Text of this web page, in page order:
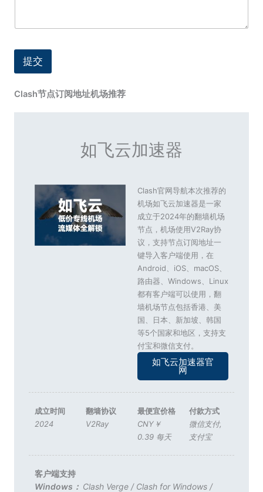
提交
Clash节点订阅地址机场推荐
如飞云加速器
Clash官网导航本次推荐的
机场如飞云加速器是一家
成立于2024年的翻墙机场
节点，机场使用V2Ray协
议，支持节点订阅地址一
键导入客户端使用，在
Android、iOS、macOS、
路由器、Windows、Linux
都有客户端可以使用，翻
墙机场节点包括香港、美
国、日本、新加坡、韩国
等5个国家和地区，支持支
付宝和微信支付。
如飞云加速器官
网
成立时间
2024
翻墙协议
V2Ray
最便宜价格
CNY￥
0.39 每天
付款方式
微信支付,
支付宝
客户端支持
Windows： Clash Verge/ Clash for Windows/